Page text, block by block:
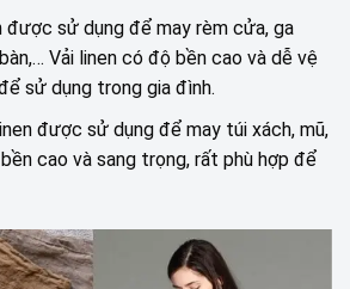
được sử dụng để may rèm cửa, ga
Vải linen có độ bền cao và dễ vệ
sử dụng trong gia đình.
được sử dụng để may túi xách, mũ,
cao và sang trọng, rất phù hợp để